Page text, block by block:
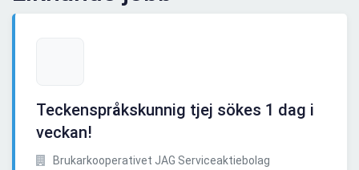
Teckenspråkskunnig tjej sökes 1 dag i
veckan!
Brukarkooperativet JAG Serviceaktiebolag